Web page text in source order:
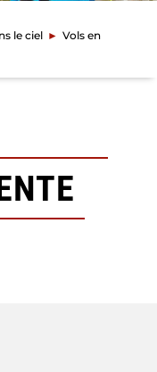
le ciel ► Vols en